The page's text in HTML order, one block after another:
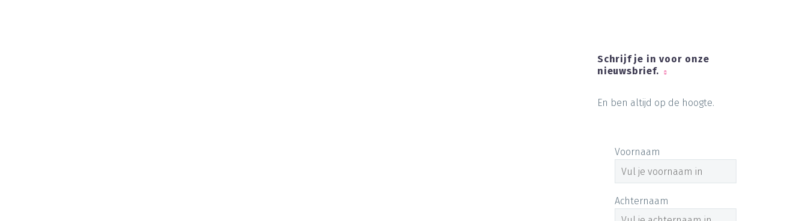
Schrijf je in voor onze
nieuwsbrief.
En ben altijd op de hoogte.
Voornaam
Achternaam